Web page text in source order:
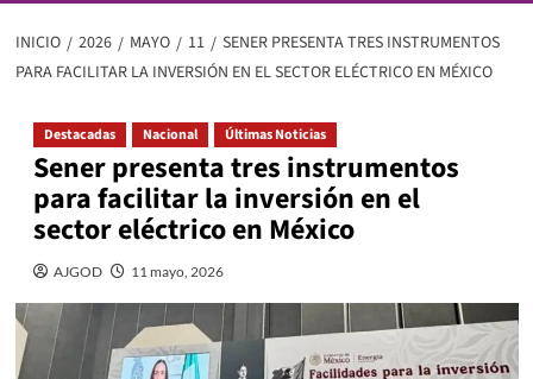
INICIO 2026 MAYO 11
SENER PRESENTA TRES INSTRUMENTOS
PARA FACILITAR LA INVERSIÓN EN EL SECTOR ELÉCTRICO EN MÉXICO
Destacadas Nacional Últimas Noticias
Sener presenta tres instrumentos
para facilitar la inversión en el
sector eléctrico en México
AJGOD 11 mayo, 2026